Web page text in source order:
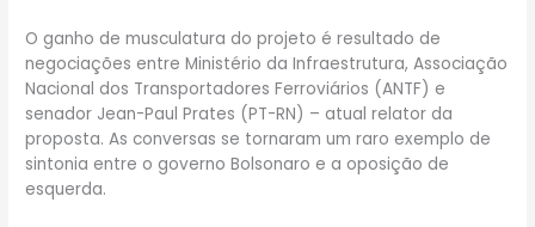
O ganho de musculatura do projeto é resultado de
negociações entre Ministério da Infraestrutura, Associação
Nacional dos Transportadores Ferroviários (ANTF) e
senador Jean-Paul Prates (PT-RN) – atual relator da
proposta. As conversas se tornaram um raro exemplo de
sintonia entre o governo Bolsonaro e a oposição de
esquerda.